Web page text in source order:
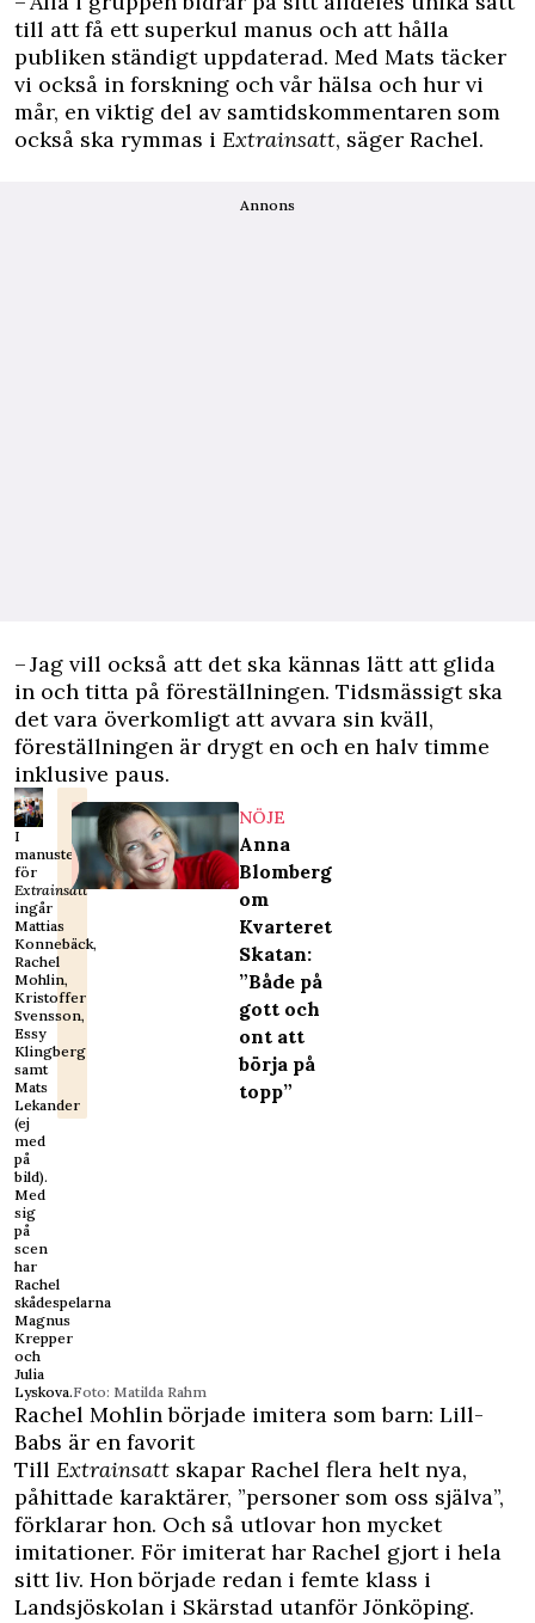
till att få ett superkul manus och att hålla
publiken ständigt uppdaterad. Med Mats täcker
vi också in forskning och vår hälsa och hur vi
mår, en viktig del av samtidskommentaren som
också ska rymmas i Extrainsatt, säger Rachel.
Annons
– Jag vill också att det ska kännas lätt att glida
in och titta på föreställningen. Tidsmässigt ska
det vara överkomligt att avvara sin kväll,
föreställningen är drygt en och en halv timme
inklusive paus.
I
manusteamet
för
Extrainsatt
ingår
Mattias
Konnebäck,
Rachel
Mohlin,
Kristoffer
Svensson,
Essy
Klingberg
samt
Mats
Lekander
(ej
med
på
bild).
Med
sig
på
scen
har
Rachel
skådespelarna
Magnus
Krepper
och
Julia
Lyskova.Foto: Matilda Rahm
NÖJE
Anna
Blomberg
om
Kvarteret
Skatan:
”Både på
gott och
ont att
börja på
topp”
Rachel Mohlin började imitera som barn: Lill-
Babs är en favorit
Till Extrainsatt skapar Rachel flera helt nya,
påhittade karaktärer, ”personer som oss själva”,
förklarar hon. Och så utlovar hon mycket
imitationer. För imiterat har Rachel gjort i hela
sitt liv. Hon började redan i femte klass i
Landsjöskolan i Skärstad utanför Jönköping.